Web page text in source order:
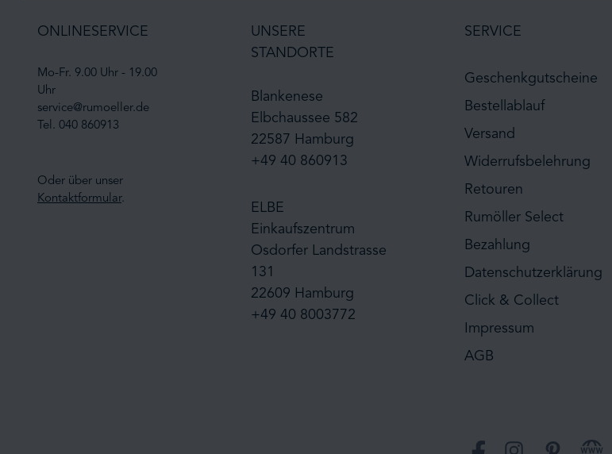
ONLINESERVICE
Mo-Fr. 9.00 Uhr - 19.00
Uhr
service@rumoeller.de
Tel. 040 860913
Oder über unser
Kontaktformular.
UNSERE
STANDORTE
Blankenese
Elbchaussee 582
22587 Hamburg
+49 40 860913
ELBE
Einkaufszentrum
Osdorfer Landstrasse
131
22609 Hamburg
+49 40 8003772
SERVICE
Geschenkgutscheine
Bestellablauf
Versand
Widerrufsbelehrung
Retouren
Rumöller Select
Bezahlung
Datenschutzerklärung
Click & Collect
Impressum
AGB